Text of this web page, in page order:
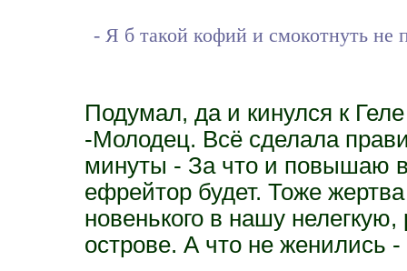
- Я б такой кофий и смокотнуть не
Подумал, да и кинулся к
-Молодец. Всё сделала
минуты - За что и повышаю
ефрейтор будет. Тоже
новенького в нашу
острове. А что не женились